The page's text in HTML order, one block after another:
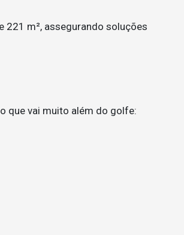
221 m², assegurando soluções
que vai muito além do golfe: